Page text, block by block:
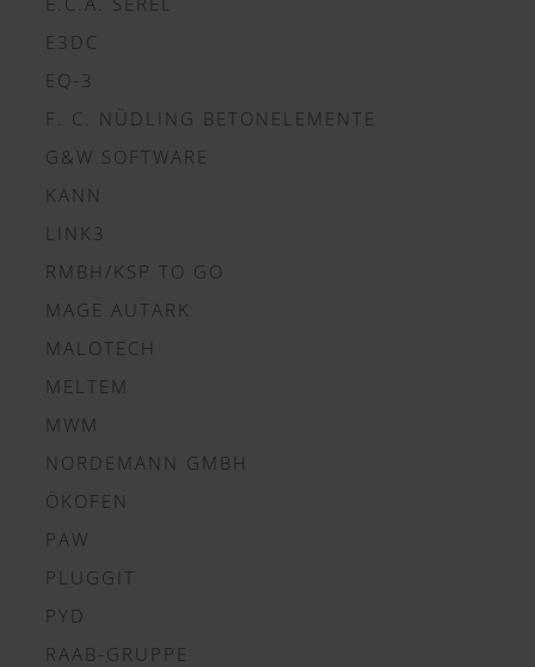
E3DC
EQ-3
F. C. NÜDLING BETONELEMENTE
G&W SOFTWARE
KANN
LINK3
RMBH/KSP TO GO
MAGE AUTARK
MALOTECH
MELTEM
MWM
NORDEMANN GMBH
ÖKOFEN
PAW
PLUGGIT
PYD
RAAB-GRUPPE